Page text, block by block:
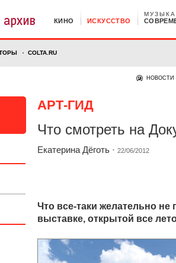
КИНО ИСКУССТВО
МУЗЫКА
COLTA.RU
НОВОСТИ
АРТ-ГИД
Что смотреть на
Екатерина Дёготь · 22/06/2012
Что все-таки желательно не
выставке, открытой все